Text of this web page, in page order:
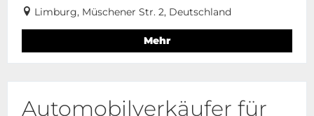
Limburg, Müschener Str. 2, Deutschland
Mehr
Automobilverkäufer für